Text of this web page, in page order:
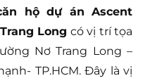
hộ dự án Ascent
Long có vị trí tọa
Nơ Trang Long –
TP.HCM. Đây là vị